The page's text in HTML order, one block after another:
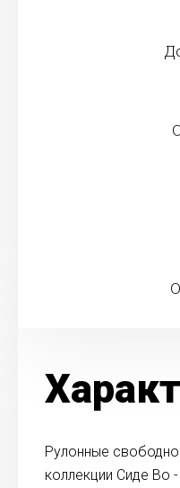
Рулонные
коллекции Сиде Во